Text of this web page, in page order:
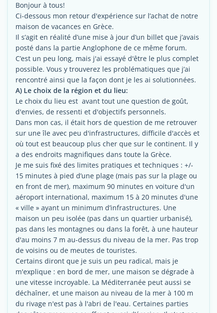
Bonjour à tous!
Ci-dessous mon retour d'expérience sur l’achat de notre
maison de vacances en Grèce.
Il s’agit en réalité d’une mise à jour d’un billet que j’avais
posté dans la partie Anglophone de ce même forum.
C’est un peu long, mais j'ai essayé d'être le plus complet
possible. Vous y trouverez les problématiques que j’ai
rencontré ainsi que la façon dont je les ai solutionnées.
A) Le choix de la région et du lieu:
Le choix du lieu est avant tout une question de goût,
d'envies, de ressenti et d'objectifs personnels.
Dans mon cas, il était hors de question de me retrouver
sur une île avec peu d'infrastructures, difficile d'accès et
où tout est beaucoup plus cher que sur le continent. Il y
a des endroits magnifiques dans toute la Grèce.
Je me suis fixé des limites pratiques et techniques : +/-
15 minutes à pied d’une plage (mais pas sur la plage ou
en front de mer), maximum 90 minutes en voiture d'un
aéroport international, maximum 15 à 20 minutes d'une
« ville » ayant un minimum d’infrastructures. Une
maison un peu isolée (pas dans un quartier urbanisé),
pas dans les montagnes ou dans la forêt, à une hauteur
d'au moins 7 m au-dessus du niveau de la mer. Pas trop
de voisins ou de meutes de touristes.
Certains diront que je suis un peu radical, mais je
m'explique : en bord de mer, une maison se dégrade à
une vitesse incroyable. La Méditerranée peut aussi se
déchaîner, et une maison au niveau de la mer à 100 m
du rivage n'est pas à l'abri de l'eau. Certaines parties